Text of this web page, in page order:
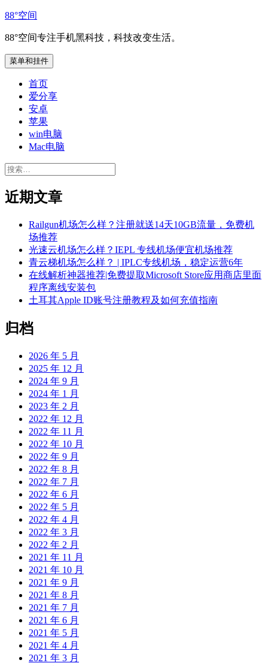
跳
内
容
88°空间
88°空间专注手机黑科技，科技改变生活。
菜单和挂件
首页
爱分享
安卓
苹果
win电脑
Mac电脑
搜
近期文章
Railgun机场怎么样？注册就送14天10GB流量，免费机
场推荐
光速云机场怎么样？IEPL 专线机场便宜机场推荐
青云梯机场怎么样？ | IPLC专线机场，稳定运营6年
在线解析神器推荐|免费提取Microsoft Store应用商店里面
程序离线安装包
土耳其Apple ID账号注册教程及如何充值指南
归档
2026 年 5 月
2025 年 12 月
2024 年 9 月
2024 年 1 月
2023 年 2 月
2022 年 12 月
2022 年 11 月
2022 年 10 月
2022 年 9 月
2022 年 8 月
2022 年 7 月
2022 年 6 月
2022 年 5 月
2022 年 4 月
2022 年 3 月
2022 年 2 月
2021 年 11 月
2021 年 10 月
2021 年 9 月
2021 年 8 月
2021 年 7 月
2021 年 6 月
2021 年 5 月
2021 年 4 月
2021 年 3 月